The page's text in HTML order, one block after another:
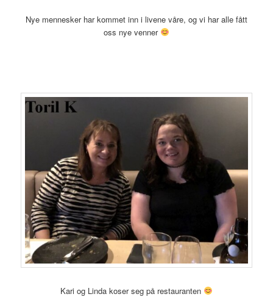
Nye mennesker har kommet inn i livene våre, og vi har alle fått
oss nye venner
Kari og Linda koser seg på restauranten